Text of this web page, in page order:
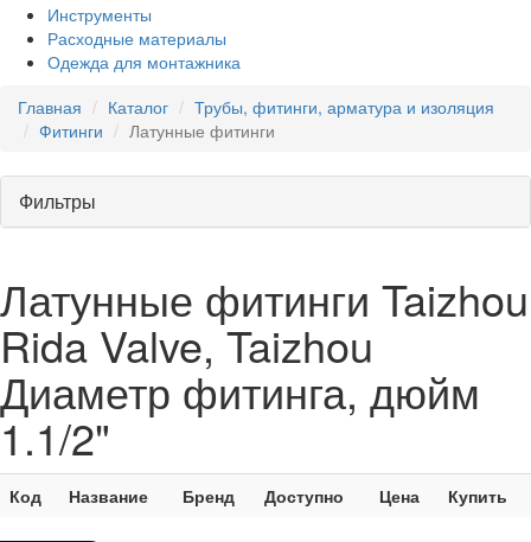
Инструменты
Расходные материалы
Одежда для монтажника
Главная
Каталог
Трубы, фитинги, арматура и изоляция
Фитинги
Латунные фитинги
Фильтры
Латунные фитинги Taizhou
Rida Valve, Taizhou
Диаметр фитинга, дюйм
1.1/2"
Код Название Бренд Доступно Цена Купить